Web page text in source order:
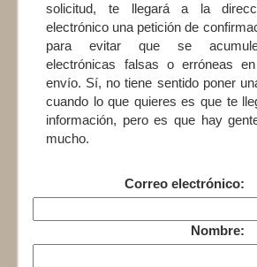
solicitud, te llegará a la
electrónico una petición de
para evitar que se
electrónicas falsas o erróneas
envío. Sí, no tiene sentido poner
cuando lo que quieres es que te
información, pero es que hay
mucho.
Correo electrónico:
Nombre: